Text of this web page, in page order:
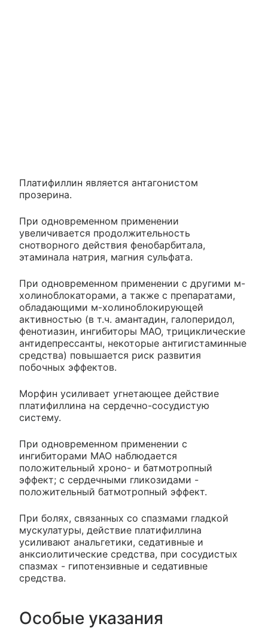
Платифиллин является антагонистом
прозерина.
При одновременном применении
увеличивается продолжительность
снотворного действия фенобарбитала,
этаминала натрия, магния сульфата.
При одновременном применении с другими м-
холиноблокаторами, а также с препаратами,
обладающими м-холиноблокирующей
активностью (в т.ч. амантадин, галоперидол,
фенотиазин, ингибиторы МАО, трициклические
антидепрессанты, некоторые антигистаминные
средства) повышается риск развития
побочных эффектов.
Морфин усиливает угнетающее действие
платифиллина на сердечно-сосудистую
систему.
При одновременном применении с
ингибиторами МАО наблюдается
положительный хроно- и батмотропный
эффект; с сердечными гликозидами -
положительный батмотропный эффект.
При болях, связанных со спазмами гладкой
мускулатуры, действие платифиллина
усиливают анальгетики, седативные и
анксиолитические средства, при сосудистых
спазмах - гипотензивные и седативные
средства.
Особые указания